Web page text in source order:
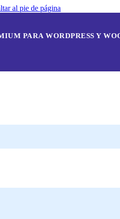
al pie de página
PARA WORDPRESS Y